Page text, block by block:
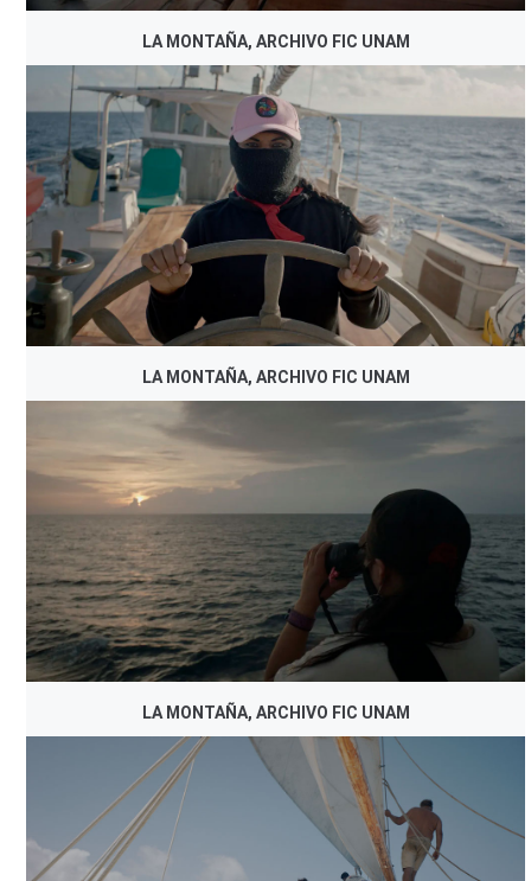
LA MONTAÑA, ARCHIVO FIC UNAM
LA MONTAÑA, ARCHIVO FIC UNAM
LA MONTAÑA, ARCHIVO FIC UNAM